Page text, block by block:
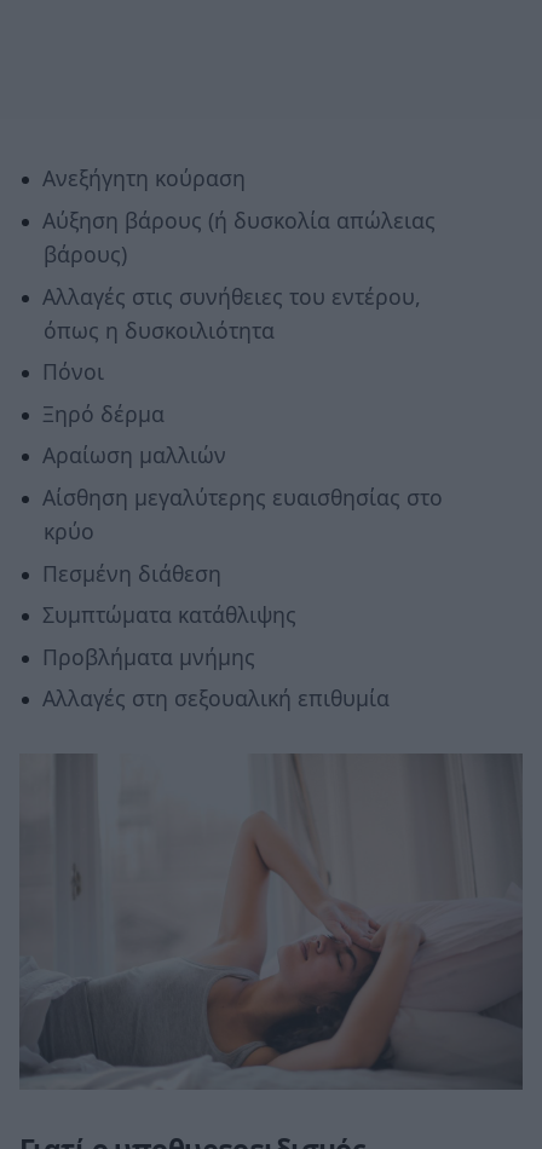
Ανεξήγητη κούραση
Αύξηση βάρους (ή δυσκολία απώλειας
βάρους)
Αλλαγές στις συνήθειες του εντέρου,
όπως η δυσκοιλιότητα
Πόνοι
Ξηρό δέρμα
Αραίωση μαλλιών
Αίσθηση μεγαλύτερης ευαισθησίας στο
κρύο
Πεσμένη διάθεση
Συμπτώματα κατάθλιψης
Προβλήματα μνήμης
Αλλαγές στη σεξουαλική επιθυμία